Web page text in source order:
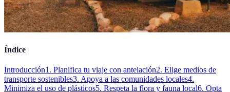
Índice
Introducción1. Planifica tu viaje con antelación2. Elige medios de
transporte sostenibles3. Apoya a las comunidades locales4.
Minimiza el uso de plásticos5. Respeta la flora y fauna local6. Opta